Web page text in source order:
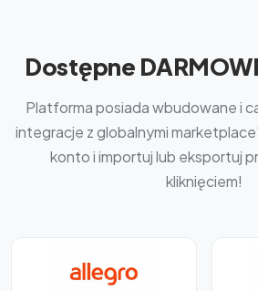
Dostępne
Platforma posiada wbudowane i
integracje z globalnymi
konto i importuj lub eksportuj
kliknięciem!